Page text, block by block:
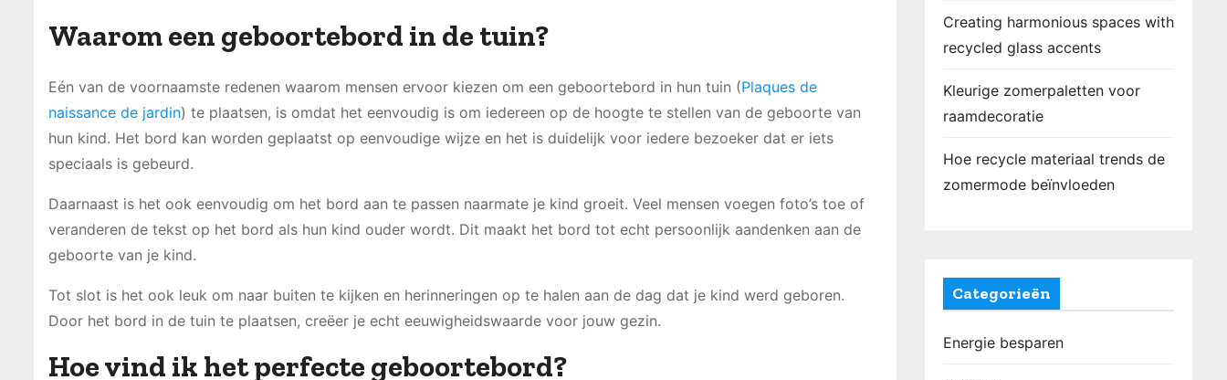
Waarom een geboortebord in de tuin?
Eén van de voornaamste redenen waarom mensen ervoor kiezen om een geboortebord in hun tuin (Plaques de
naissance de jardin) te plaatsen, is omdat het eenvoudig is om iedereen op de hoogte te stellen van de geboorte van
hun kind. Het bord kan worden geplaatst op eenvoudige wijze en het is duidelijk voor iedere bezoeker dat er iets
speciaals is gebeurd.
Daarnaast is het ook eenvoudig om het bord aan te passen naarmate je kind groeit. Veel mensen voegen foto’s toe of
veranderen de tekst op het bord als hun kind ouder wordt. Dit maakt het bord tot echt persoonlijk aandenken aan de
geboorte van je kind.
Tot slot is het ook leuk om naar buiten te kijken en herinneringen op te halen aan de dag dat je kind werd geboren.
Door het bord in de tuin te plaatsen, creëer je echt eeuwigheidswaarde voor jouw gezin.
Hoe vind ik het perfecte geboortebord?
Creating harmonious spaces with
recycled glass accents
Kleurige zomerpaletten voor
raamdecoratie
Hoe recycle materiaal trends de
zomermode beïnvloeden
Categorieën
Energie besparen